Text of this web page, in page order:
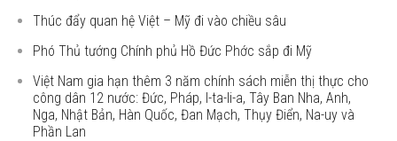
Thúc đẩy quan hệ Việt – Mỹ đi vào chiều sâu
Phó Thủ tướng Chính phủ Hồ Đức Phớc sắp đi Mỹ
Việt Nam gia hạn thêm 3 năm chính sách miễn thị thực cho
công dân 12 nước: Đức, Pháp, I-ta-li-a, Tây Ban Nha, Anh,
Nga, Nhật Bản, Hàn Quốc, Đan Mạch, Thụy Điển, Na-uy và
Phần Lan